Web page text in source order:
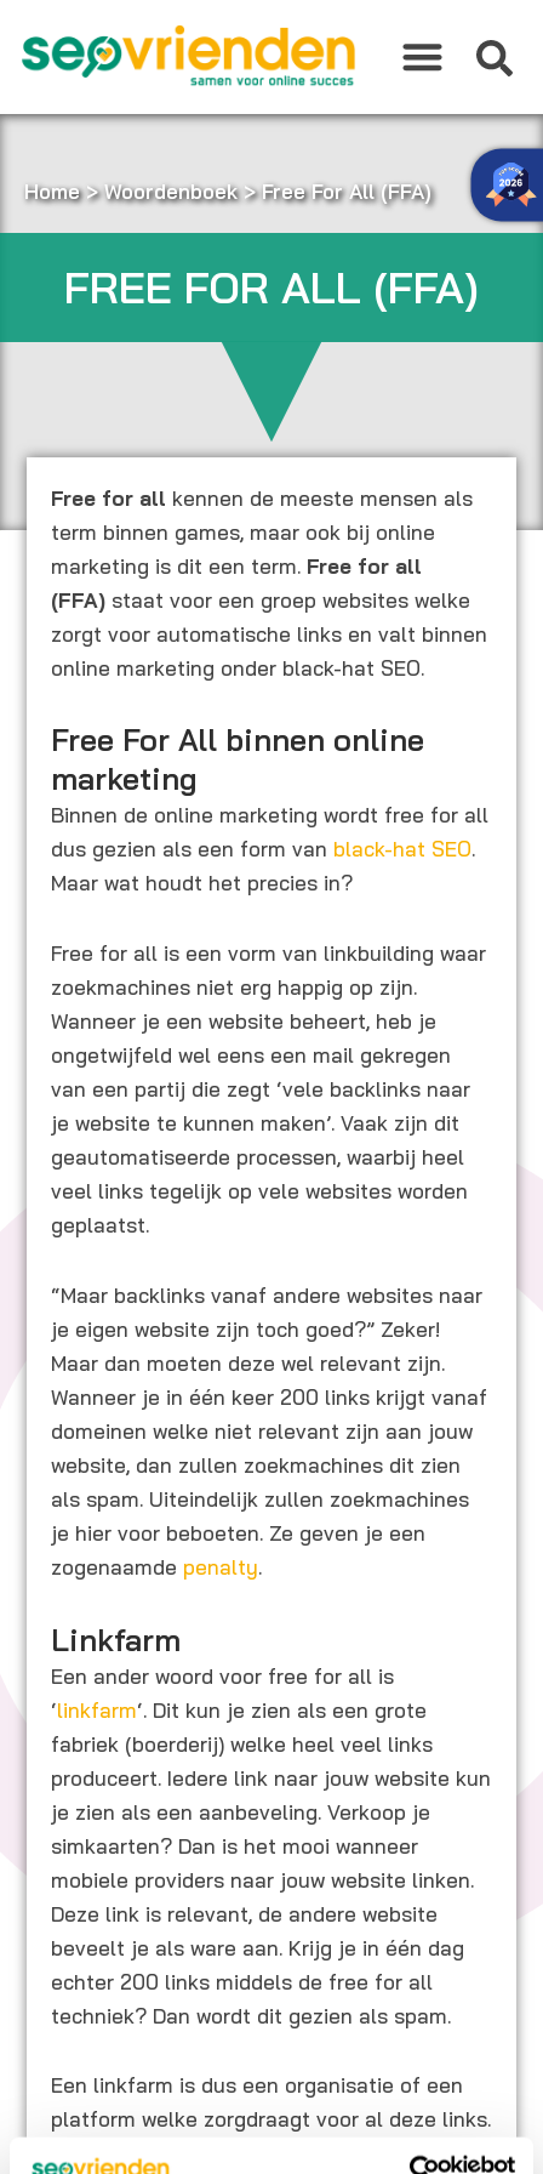
naar
inhoud
Home>Woordenboek>Free For All (FFA)
FREE FOR ALL (FFA)
Free for all kennen de meeste mensen als
term binnen games, maar ook bij online
marketing is dit een term. Free for all
(FFA) staat voor een groep websites welke
zorgt voor automatische links en valt binnen
online marketing onder black-hat SEO.
Free For All binnen online
marketing
Binnen de online marketing wordt free for all
dus gezien als een form van black-hat SEO.
Maar wat houdt het precies in?
Free for all is een vorm van linkbuilding waar
zoekmachines niet erg happig op zijn.
Wanneer je een website beheert, heb je
ongetwijfeld wel eens een mail gekregen
van een partij die zegt ‘vele backlinks naar
je website te kunnen maken’. Vaak zijn dit
geautomatiseerde processen, waarbij heel
veel links tegelijk op vele websites worden
geplaatst.
“Maar backlinks vanaf andere websites naar
je eigen website zijn toch goed?” Zeker!
Maar dan moeten deze wel relevant zijn.
Wanneer je in één keer 200 links krijgt vanaf
domeinen welke niet relevant zijn aan jouw
website, dan zullen zoekmachines dit zien
als spam. Uiteindelijk zullen zoekmachines
je hier voor beboeten. Ze geven je een
zogenaamde penalty.
Linkfarm
Een ander woord voor free for all is
‘linkfarm‘. Dit kun je zien als een grote
fabriek (boerderij) welke heel veel links
produceert. Iedere link naar jouw website kun
je zien als een aanbeveling. Verkoop je
simkaarten? Dan is het mooi wanneer
mobiele providers naar jouw website linken.
Deze link is relevant, de andere website
beveelt je als ware aan. Krijg je in één dag
echter 200 links middels de free for all
techniek? Dan wordt dit gezien als spam.
Een linkfarm is dus een organisatie of een
platform welke zorgdraagt voor al deze links.
Krijg je een mail van een linkfarm bedrijf?